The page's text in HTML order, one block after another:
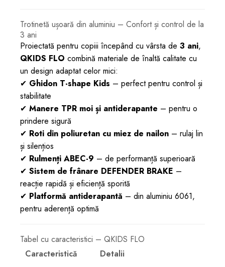
Trotinetă ușoară din aluminiu – Confort și control de la
3 ani
Proiectată pentru copiii începând cu vârsta de 3 ani,
QKIDS FLO combină materiale de înaltă calitate cu
un design adaptat celor mici:
✔ Ghidon T-shape Kids – perfect pentru control și
stabilitate
✔ Manere TPR moi și antiderapante – pentru o
prindere sigură
✔ Roti din poliuretan cu miez de nailon – rulaj lin
și silențios
✔ Rulmenți ABEC-9 – de performanță superioară
✔ Sistem de frânare DEFENDER BRAKE –
reacție rapidă și eficiență sporită
✔ Platformă antiderapantă – din aluminiu 6061,
pentru aderență optimă
Tabel cu caracteristici – QKIDS FLO
Caracteristică
Detalii